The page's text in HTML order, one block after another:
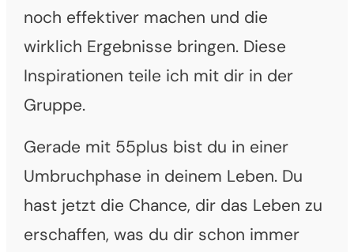
noch effektiver machen und die
wirklich Ergebnisse bringen. Diese
Inspirationen teile ich mit dir in der
Gruppe.
Gerade mit 55plus bist du in einer
Umbruchphase in deinem Leben. Du
hast jetzt die Chance, dir das Leben zu
erschaffen, was du dir schon immer